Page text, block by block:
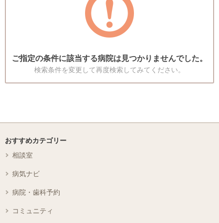
ご指定の条件に該当する病院は見つかりませんでした。
検索条件を変更して再度検索してみてください。
おすすめカテゴリー
相談室
病気ナビ
病院・歯科予約
コミュニティ